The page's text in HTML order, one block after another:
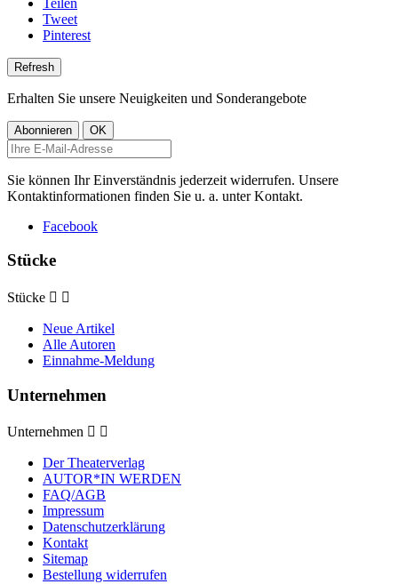
Tweet
Pinterest
Erhalten Sie unsere Neuigkeiten und Sonderangebote
Sie können Ihr Einverständnis jederzeit widerrufen. Unsere
Kontaktinformationen finden Sie u. a. unter Kontakt.
Facebook
Stücke
Stücke  
Neue Artikel
Alle Autoren
Einnahme-Meldung
Unternehmen
Unternehmen  
Der Theaterverlag
AUTOR*IN WERDEN
FAQ/AGB
Impressum
Datenschutzerklärung
Kontakt
Sitemap
Bestellung widerrufen